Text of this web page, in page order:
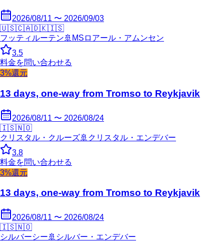
2026/08/11 〜 2026/09/03
🇺🇸🇨🇦🇩🇰🇮🇸
フッティルーテン 🚢 MSロアール・アムンセン
3.5
料金を問い合わせる
3%還元
13 days, one-way from Tromso to Reykjavik
2026/08/11 〜 2026/08/24
🇮🇸🇳🇴
クリスタル・クルーズ🚢 クリスタル・エンデバー
3.8
料金を問い合わせる
3%還元
13 days, one-way from Tromso to Reykjavik
2026/08/11 〜 2026/08/24
🇮🇸🇳🇴
シルバーシー 🚢 シルバー・エンデバー